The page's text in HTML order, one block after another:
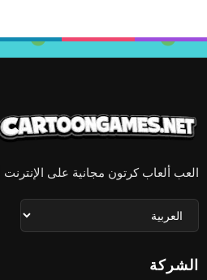
العب ألعاب كرتون مجانية على الإنترنت | CartoonGames.net
الشركة